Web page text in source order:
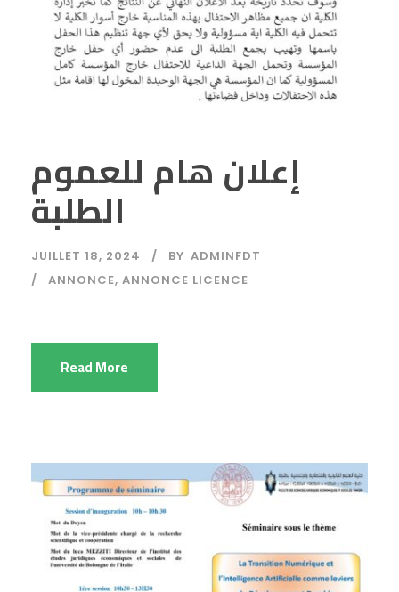
إعلان هام للعموم
الطلبة
JUILLET 18, 2024 BY ADMINFDT
ANNONCE, ANNONCE LICENCE
Read More